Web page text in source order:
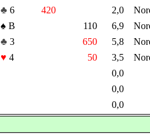
♣ 6 420 2,0
♠ B 110 6,9
♣ 3 650 5,8
♥ 4 50 3,5
0,0
0,0
0,0